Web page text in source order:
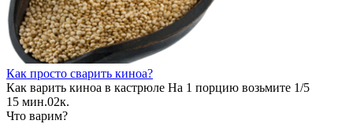
Как просто сварить киноа?
Как варить киноа в кастрюле На 1 порцию возьмите 1/5
15 мин.02к.
Что варим?